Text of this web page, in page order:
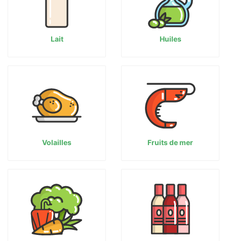
Lait Huiles
Volailles Fruits de mer